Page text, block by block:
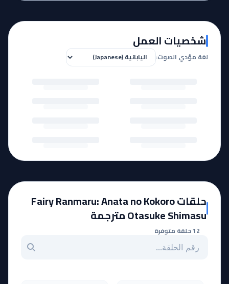
شخصيات العمل
لغة مؤدي الصوت:
حلقات Fairy Ranmaru: Anata no Kokoro
Otasuke Shimasu مترجمة
12 حلقة متوفرة
بحث عن حلقة بالرقم